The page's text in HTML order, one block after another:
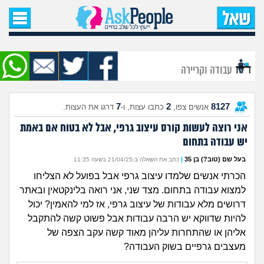
עמוד הבית
שאל שאלה
שאלות חדשות
שאלות שעוררו עניין
מה קורה כאן?
מתחם הטיפים
מדורים
עבודה וקריירה
8127 אנשים צפו, 2 כתבו עצות, ו-7 דרגו את העצות.
אני רוצה לעשות קורס עיצוב גרפי, אבל לא בטוח אם באמת
יש עבודה בתחום
בעל שם (טוב?) בן 35 | כתב את השאלה ב-21/04/25 בשעה 11:35
הכרתי אנשים שלמדו עיצוב גרפי אבל בפועל לא הצליחו
למצוא עבודה בתחום. מצד שני, אני רואה בלינקטאין ובאתר
דרושים מלא עבודות של עיצוב גרפי, אז למי להאמין? יכול
להיות שדווקא יש הרבה עבודות אבל פשוט קשה להתקבל
אליהן או שהתחרות עליהן מאוד קשה עקב הצפה של
מעצבים גרפיים בשוק העבודה?